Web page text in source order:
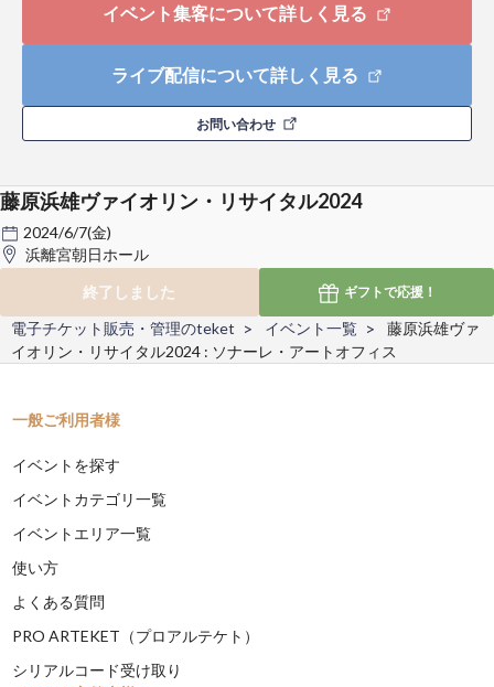
イベント集客について詳しく見る
ライブ配信について詳しく見る
お問い合わせ
藤原浜雄ヴァイオリン・リサイタル2024
2024/6/7(金)
浜離宮朝日ホール
終了しました
ギフトで応援！
電子チケット販売・管理のteket イベント一覧
藤原浜雄ヴァ
イオリン・リサイタル2024 : ソナーレ・アートオフィス
一般ご利用者様
イベントを探す
イベントカテゴリ一覧
イベントエリア一覧
使い方
よくある質問
PRO ARTEKET（プロアルテケト）
シリアルコード受け取り